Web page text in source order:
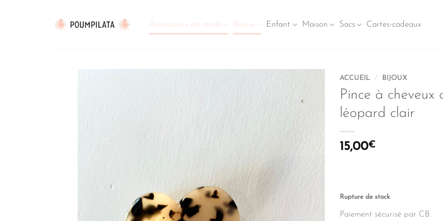
contenu
Accessoires de mode Bijoux Enfant Maison Sacs Cartes-cadeaux
ACCUEIL / BIJOUX
Pince à cheveux
léopard clair
15,00€
Rupture de stock
Paiement sécurisé par CB.